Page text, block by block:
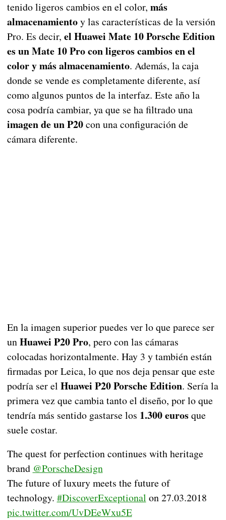
tenido ligeros cambios en el color, más
almacenamientoy las características de la versión
Pro. Es decir, el Huawei Mate 10 Porsche Edition
es un Mate 10 Pro con ligeros cambios en el
color y más almacenamiento. Además, la caja
donde se vende es completamente diferente, así
como algunos puntos de la interfaz. Este año la
cosa podría cambiar, ya que se ha filtrado una
imagen de un P20con una configuración de
cámara diferente.
En la imagen superior puedes ver lo que parece ser
unHuawei P20 Pro, pero con las cámaras
colocadas horizontalmente. Hay 3 y también están
firmadas por Leica, lo que nos deja pensar que este
podría ser el Huawei P20 Porsche Edition. Sería la
primera vez que cambia tanto el diseño, por lo que
tendría más sentido gastarse los 1.300 euros que
suele costar.
The quest for perfection continues with heritage
brand @PorscheDesign
The future of luxury meets the future of
technology. #DiscoverExceptional on 27.03.2018
pic.twitter.com/UvDEeWxu5E